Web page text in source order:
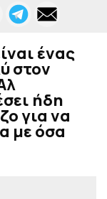
ένας
στον
ήδη
για να
με όσα